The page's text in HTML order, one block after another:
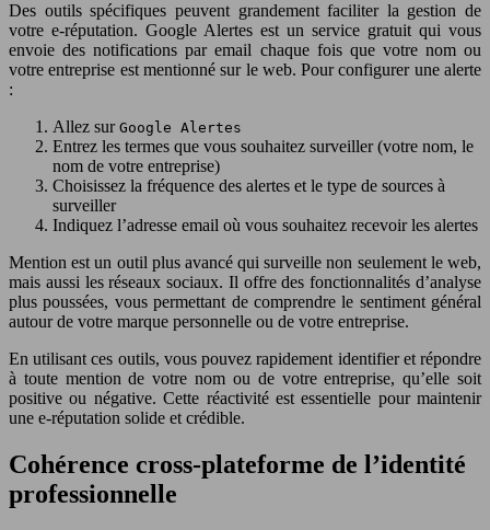
Des outils spécifiques peuvent grandement faciliter la gestion de
votre e-réputation. Google Alertes est un service gratuit qui vous
envoie des notifications par email chaque fois que votre nom ou
votre entreprise est mentionné sur le web. Pour configurer une alerte
:
Allez sur Google Alertes
Entrez les termes que vous souhaitez surveiller (votre nom, le
nom de votre entreprise)
Choisissez la fréquence des alertes et le type de sources à
surveiller
Indiquez l’adresse email où vous souhaitez recevoir les alertes
Mention est un outil plus avancé qui surveille non seulement le web,
mais aussi les réseaux sociaux. Il offre des fonctionnalités d’analyse
plus poussées, vous permettant de comprendre le sentiment général
autour de votre marque personnelle ou de votre entreprise.
En utilisant ces outils, vous pouvez rapidement identifier et répondre
à toute mention de votre nom ou de votre entreprise, qu’elle soit
positive ou négative. Cette réactivité est essentielle pour maintenir
une e-réputation solide et crédible.
Cohérence cross-plateforme de l’identité
professionnelle